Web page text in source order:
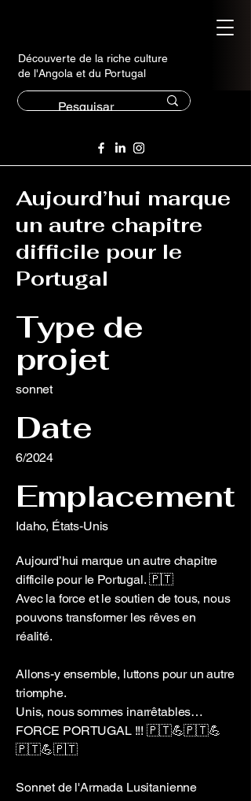
Découverte de la riche culture
de l'Angola et du Portugal
Aujourd’hui marque
un autre chapitre
difficile pour le
Portugal
Type de
projet
sonnet
Date
6/2024
Emplacement
Idaho, États-Unis
Aujourd’hui marque un autre chapitre
difficile pour le Portugal. 🇵🇹
Avec la force et le soutien de tous, nous
pouvons transformer les rêves en
réalité.
Allons-y ensemble, luttons pour un autre
triomphe.
Unis, nous sommes inarrêtables…
FORCE PORTUGAL !!! 🇵🇹💪🇵🇹💪
🇵🇹💪🇵🇹
Sonnet de l'Armada Lusitanienne